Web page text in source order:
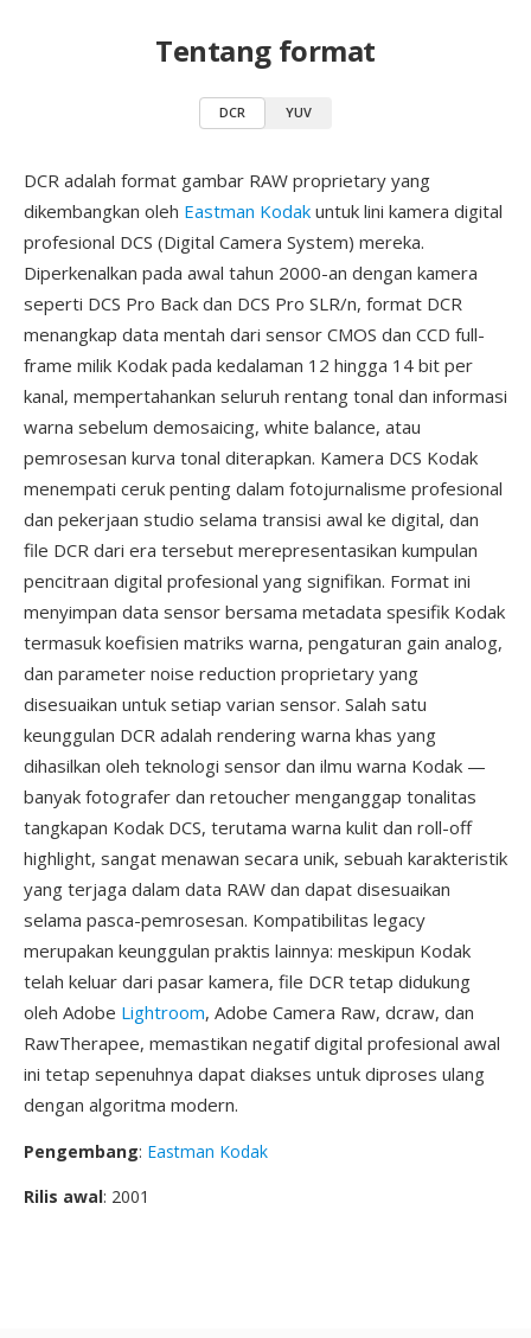
Tentang format
DCR YUV
DCR adalah format gambar RAW proprietary yang
dikembangkan oleh Eastman Kodak untuk lini kamera digital
profesional DCS (Digital Camera System) mereka.
Diperkenalkan pada awal tahun 2000-an dengan kamera
seperti DCS Pro Back dan DCS Pro SLR/n, format DCR
menangkap data mentah dari sensor CMOS dan CCD full-
frame milik Kodak pada kedalaman 12 hingga 14 bit per
kanal, mempertahankan seluruh rentang tonal dan informasi
warna sebelum demosaicing, white balance, atau
pemrosesan kurva tonal diterapkan. Kamera DCS Kodak
menempati ceruk penting dalam fotojurnalisme profesional
dan pekerjaan studio selama transisi awal ke digital, dan
file DCR dari era tersebut merepresentasikan kumpulan
pencitraan digital profesional yang signifikan. Format ini
menyimpan data sensor bersama metadata spesifik Kodak
termasuk koefisien matriks warna, pengaturan gain analog,
dan parameter noise reduction proprietary yang
disesuaikan untuk setiap varian sensor. Salah satu
keunggulan DCR adalah rendering warna khas yang
dihasilkan oleh teknologi sensor dan ilmu warna Kodak —
banyak fotografer dan retoucher menganggap tonalitas
tangkapan Kodak DCS, terutama warna kulit dan roll-off
highlight, sangat menawan secara unik, sebuah karakteristik
yang terjaga dalam data RAW dan dapat disesuaikan
selama pasca-pemrosesan. Kompatibilitas legacy
merupakan keunggulan praktis lainnya: meskipun Kodak
telah keluar dari pasar kamera, file DCR tetap didukung
oleh Adobe Lightroom, Adobe Camera Raw, dcraw, dan
RawTherapee, memastikan negatif digital profesional awal
ini tetap sepenuhnya dapat diakses untuk diproses ulang
dengan algoritma modern.
Pengembang: Eastman Kodak
Rilis awal: 2001